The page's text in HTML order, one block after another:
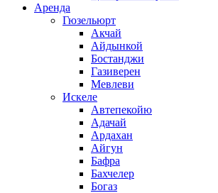
Аренда
Гюзельюрт
Акчай
Айдынкой
Бостанджи
Газиверен
Мевлеви
Искеле
Автепекойю
Адачай
Ардахан
Айгун
Бафра
Бахчелер
Богаз